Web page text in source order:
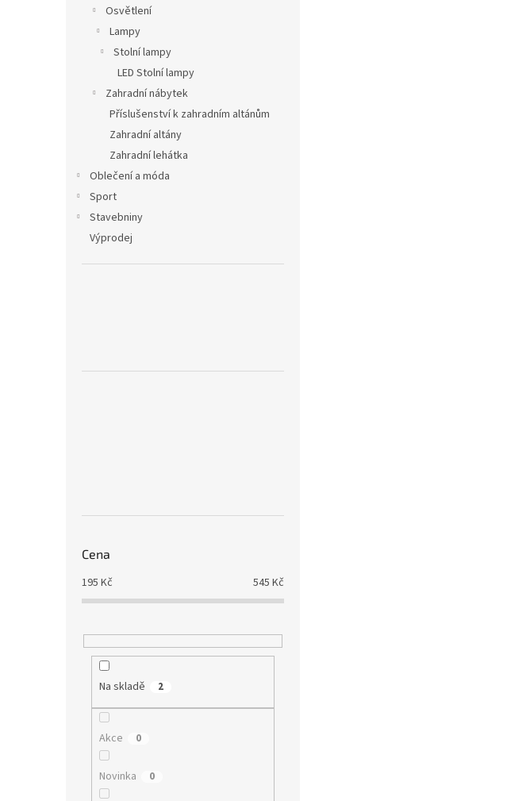
Osvětlení
Lampy
Stolní lampy
LED Stolní lampy
Zahradní nábytek
Příslušenství k zahradním altánům
Zahradní altány
Zahradní lehátka
Oblečení a móda
Sport
Stavebniny
Výprodej
Cena
195 Kč 545 Kč
Na skladě 2
Akce 0
Novinka 0